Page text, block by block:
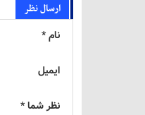
ارسال نظر
نام *
ایمیل
نظر شما *